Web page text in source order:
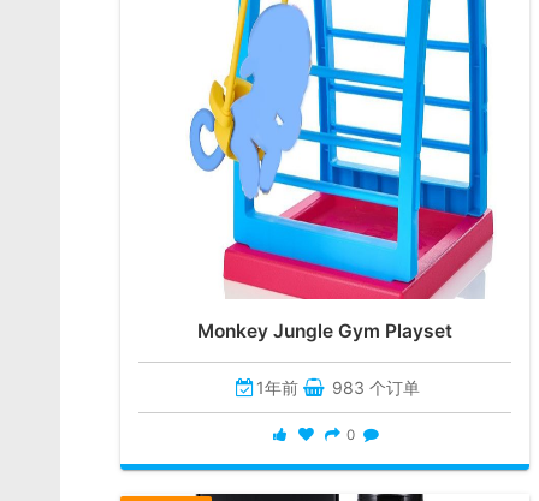
Monkey Jungle Gym Playset
1年前 983 个订单
0